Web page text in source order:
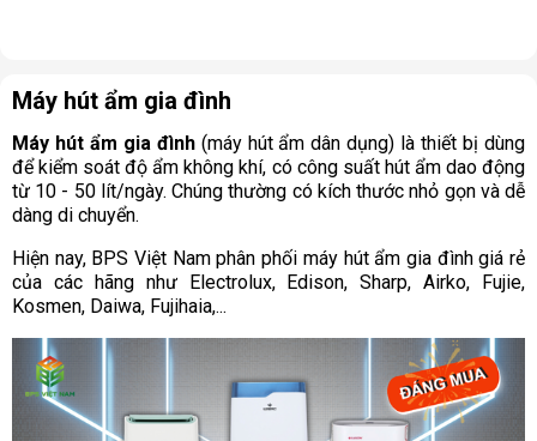
Máy hút ẩm gia đình
Máy hút ẩm gia đình(máy hút ẩm dân dụng) là thiết bị dùng
để kiểm soát độ ẩm không khí, có công suất hút ẩm dao động
từ 10 - 50 lít/ngày. Chúng thường có kích thước nhỏ gọn và dễ
dàng di chuyển.
Hiện nay, BPS Việt Nam phân phối máy hút ẩm gia đình giá rẻ
của các hãng như Electrolux, Edison, Sharp, Airko, Fujie,
Kosmen, Daiwa, Fujihaia,...